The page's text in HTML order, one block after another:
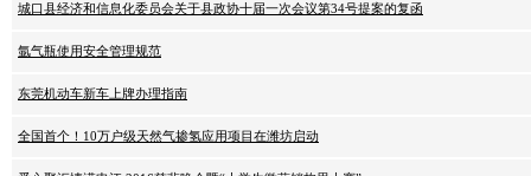
城口县经济和信息化委员会关于县政协十届一次会议第34号提案的复函
氩气瓶使用安全管理规范
东莞机动车新车上牌办理指南
全国首个！10万户级天然气掺氢应用项目在潍坊启动